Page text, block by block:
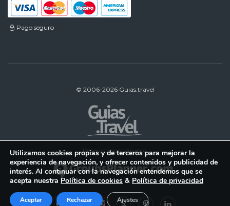
Pago seguro
© 2006-2026 Guias.travel
Reservas para grupos:
Utilizamos cookies propias y de terceros para mejorar la
experiencia de navegación, y ofrecer contenidos y publicidad de
interés. Al continuar con la navegación entendemos que se
acepta nuestra Política de cookies & Política de privacidad
Aceptar Rechazar Ajustes